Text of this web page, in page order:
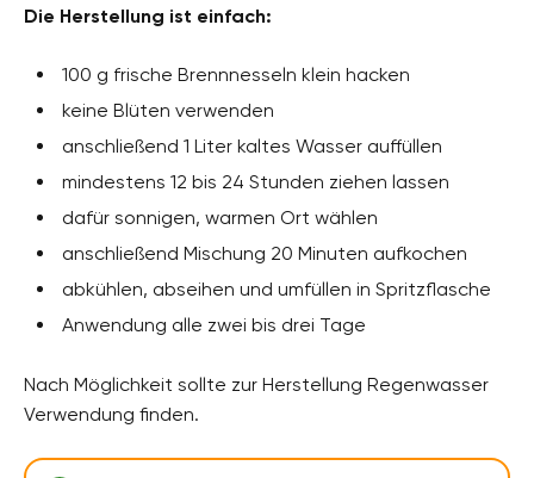
Die Herstellung ist einfach:
100 g frische Brennnesseln klein hacken
keine Blüten verwenden
anschließend 1 Liter kaltes Wasser auffüllen
mindestens 12 bis 24 Stunden ziehen lassen
dafür sonnigen, warmen Ort wählen
anschließend Mischung 20 Minuten aufkochen
abkühlen, abseihen und umfüllen in Spritzflasche
Anwendung alle zwei bis drei Tage
Nach Möglichkeit sollte zur Herstellung Regenwasser
Verwendung finden.